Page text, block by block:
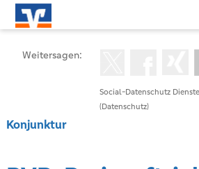
Social-Datenschutz
(Datenschutz)
Weitersagen:
Konjunktur